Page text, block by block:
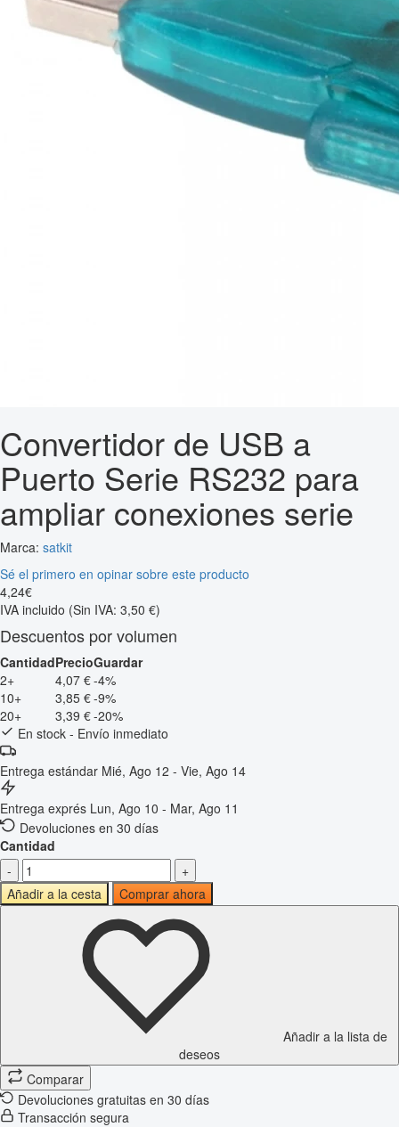
Convertidor de USB a
Puerto Serie RS232 para
ampliar conexiones serie
Marca: satkit
Sé el primero en opinar sobre este producto
4,24€
IVA incluido (Sin IVA: 3,50 €)
Descuentos por volumen
CantidadPrecioGuardar
2+
4,07 €-4%
10+
3,85 €-9%
20+
3,39 €-20%
En stock - Envío inmediato
Entrega estándar Mié, Ago 12 - Vie, Ago 14
Entrega exprés Lun, Ago 10 - Mar, Ago 11
Devoluciones en 30 días
Cantidad
-
+
Añadir a la cesta
Comprar ahora
Añadir a la lista de
deseos
Comparar
Devoluciones gratuitas en 30 días
Transacción segura